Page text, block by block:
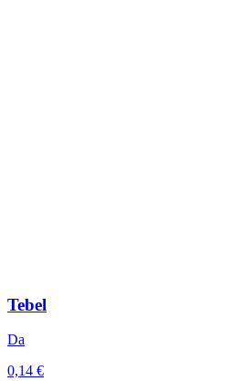
Tebel
Da
0,14 €